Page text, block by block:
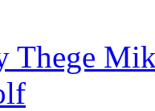
The­ge